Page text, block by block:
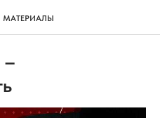
МАТЕРИАЛЫ
–